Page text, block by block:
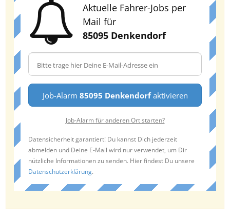
Aktuelle Fahrer-Jobs per
Mail für
85095 Denkendorf
Job-Alarm 85095 Denkendorfaktivieren
Job-Alarm für anderen Ort starten?
Datensicherheit garantiert! Du kannst Dich jederzeit
abmelden und Deine E-Mail wird nur verwendet, um Dir
nützliche Informationen zu senden. Hier findest Du unsere
Datenschutzerklärung.